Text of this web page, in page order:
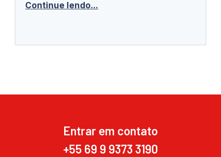
Continue lendo...
Entrar em contato
+55 69 9 9373 3190